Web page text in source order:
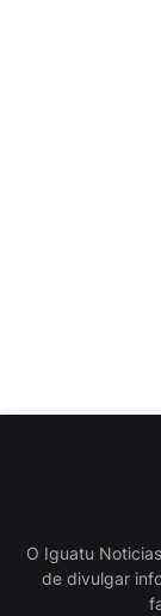
O Iguatu
de divulgar